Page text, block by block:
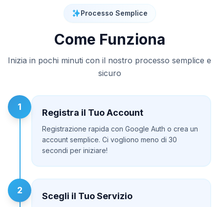
Processo Semplice
Come Funziona
Inizia in pochi minuti con il nostro processo semplice e
sicuro
1
Registra il Tuo Account
Registrazione rapida con Google Auth o crea un
account semplice. Ci vogliono meno di 30
secondi per iniziare!
2
Scegli il Tuo Servizio